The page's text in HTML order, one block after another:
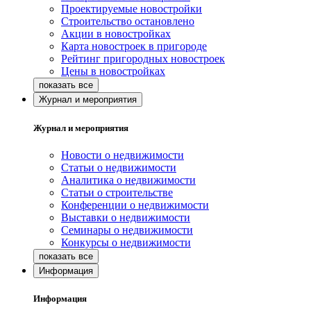
Проектируемые новостройки
Строительство остановлено
Акции в новостройках
Карта новостроек в пригороде
Рейтинг пригородных новостроек
Цены в новостройках
Журнал и мероприятия
Журнал и мероприятия
Новости о недвижимости
Статьи о недвижимости
Аналитика о недвижимости
Статьи о строительстве
Конференции о недвижимости
Выставки о недвижимости
Семинары о недвижимости
Конкурсы о недвижимости
Информация
Информация